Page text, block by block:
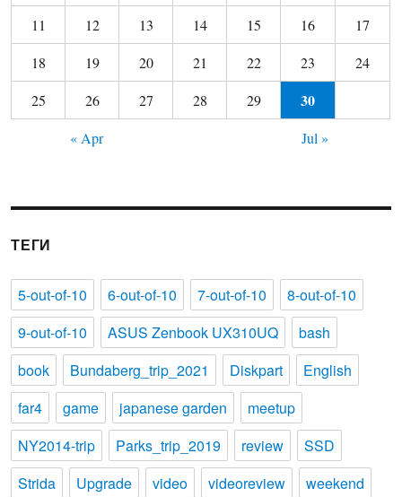
11
12 13 14 15 16
17
18
19 20 21 22 23
24
25
26 27 28 29 30
« Apr Jul »
ТЕГИ
5-out-of-10 6-out-of-10 7-out-of-10
8-out-of-10
9-out-of-10
ASUS Zenbook UX310UQ
bash
book
Bundaberg_trip_2021 Diskpart
English
far4
game japanese garden
meetup
NY2014-trip
Parks_trip_2019 review
SSD
Strida
Upgrade video videoreview
weekend